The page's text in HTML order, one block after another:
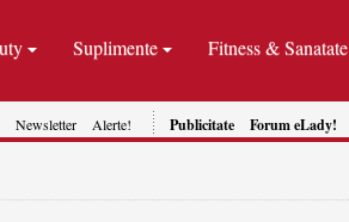
Suplimente Fitness & Sanatate
Newsletter Alerte! Publicitate Forum eLady!